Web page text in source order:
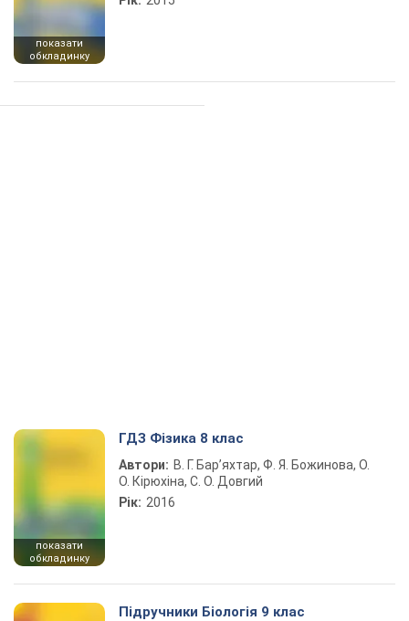
показати
обкладинку
показати
обкладинку
ГДЗ Фізика 8 клас
Автори: В. Г. Бар’яхтар, Ф. Я. Божинова, О.
О. Кірюхіна, С. О. Довгий
Рік: 2016
Підручники Біологія 9 клас